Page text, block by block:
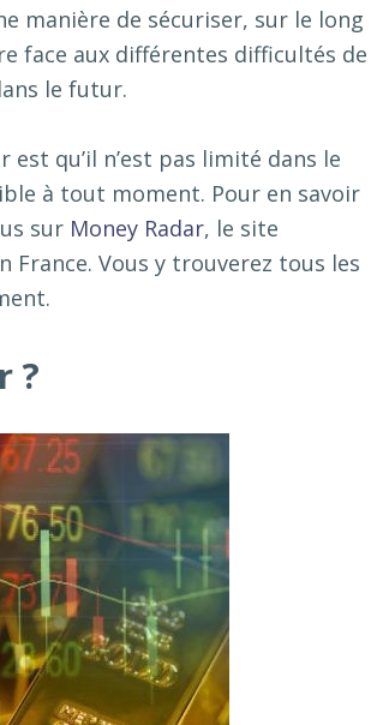
manière de sécuriser, sur le long
face aux différentes difficultés de
le futur.
est qu’il n’est pas limité dans le
à tout moment. Pour en savoir
sur Money Radar, le site
France. Vous y trouverez tous les
?